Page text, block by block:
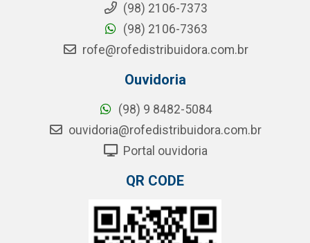
(98) 2106-7373
(98) 2106-7363
rofe@rofedistribuidora.com.br
Ouvidoria
(98) 9 8482-5084
ouvidoria@rofedistribuidora.com.br
Portal ouvidoria
QR CODE